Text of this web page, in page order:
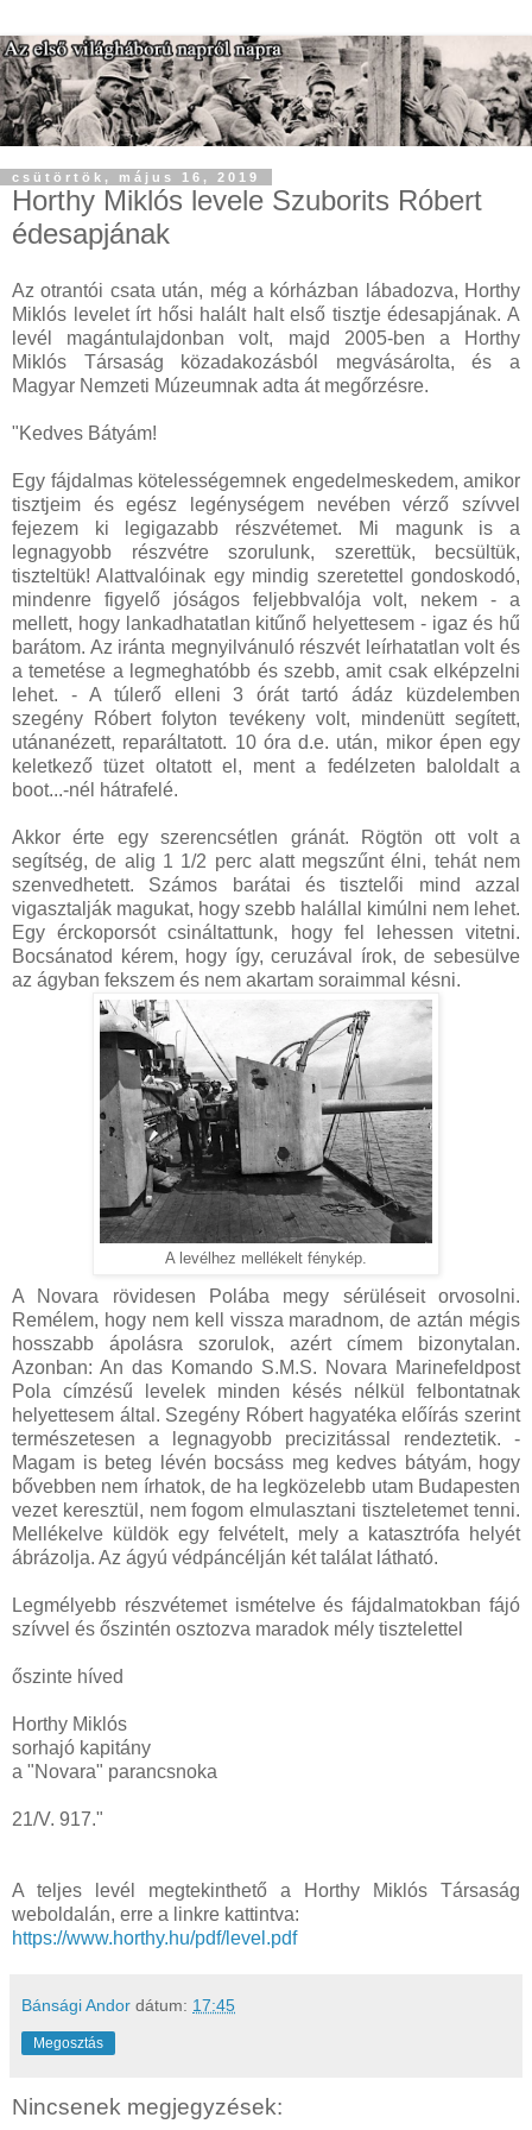
csütörtök, május 16, 2019
Horthy Miklós levele Szuborits Róbert
édesapjának
Az otrantói csata után, még a kórházban lábadozva, Horthy
Miklós levelet írt hősi halált halt első tisztje édesapjának. A
levél magántulajdonban volt, majd 2005-ben a Horthy
Miklós Társaság közadakozásból megvásárolta, és a
Magyar Nemzeti Múzeumnak adta át megőrzésre.
"Kedves Bátyám!
Egy fájdalmas kötelességemnek engedelmeskedem, amikor
tisztjeim és egész legénységem nevében vérző szívvel
fejezem ki legigazabb részvétemet. Mi magunk is a
legnagyobb részvétre szorulunk, szerettük, becsültük,
tiszteltük! Alattvalóinak egy mindig szeretettel gondoskodó,
mindenre figyelő jóságos feljebbvalója volt, nekem - a
mellett, hogy lankadhatatlan kitűnő helyettesem - igaz és hű
barátom. Az iránta megnyilvánuló részvét leírhatatlan volt és
a temetése a legmeghatóbb és szebb, amit csak elképzelni
lehet. - A túlerő elleni 3 órát tartó ádáz küzdelemben
szegény Róbert folyton tevékeny volt, mindenütt segített,
utánanézett, reparáltatott. 10 óra d.e. után, mikor épen egy
keletkező tüzet oltatott el, ment a fedélzeten baloldalt a
boot...-nél hátrafelé.
Akkor érte egy szerencsétlen gránát. Rögtön ott volt a
segítség, de alig 1 1/2 perc alatt megszűnt élni, tehát nem
szenvedhetett. Számos barátai és tisztelői mind azzal
vigasztalják magukat, hogy szebb halállal kimúlni nem lehet.
Egy érckoporsót csináltattunk, hogy fel lehessen vitetni.
Bocsánatod kérem, hogy így, ceruzával írok, de sebesülve
az ágyban fekszem és nem akartam soraimmal késni.
A levélhez mellékelt fénykép.
A Novara rövidesen Polába megy sérüléseit orvosolni.
Remélem, hogy nem kell vissza maradnom, de aztán mégis
hosszabb ápolásra szorulok, azért címem bizonytalan.
Azonban: An das Komando S.M.S. Novara Marinefeldpost
Pola címzésű levelek minden késés nélkül felbontatnak
helyettesem által. Szegény Róbert hagyatéka előírás szerint
természetesen a legnagyobb precizitással rendeztetik. -
Magam is beteg lévén bocsáss meg kedves bátyám, hogy
bővebben nem írhatok, de ha legközelebb utam Budapesten
vezet keresztül, nem fogom elmulasztani tiszteletemet tenni.
Mellékelve küldök egy felvételt, mely a katasztrófa helyét
ábrázolja. Az ágyú védpáncélján két találat látható.
Legmélyebb részvétemet ismételve és fájdalmatokban fájó
szívvel és őszintén osztozva maradok mély tisztelettel
őszinte híved
Horthy Miklós
sorhajó kapitány
a "Novara" parancsnoka
21/V. 917."
A teljes levél megtekinthető a Horthy Miklós Társaság
weboldalán, erre a linkre kattintva:
https://www.horthy.hu/pdf/level.pdf
Bánsági Andor dátum: 17:45
Megosztás
Nincsenek megjegyzések: